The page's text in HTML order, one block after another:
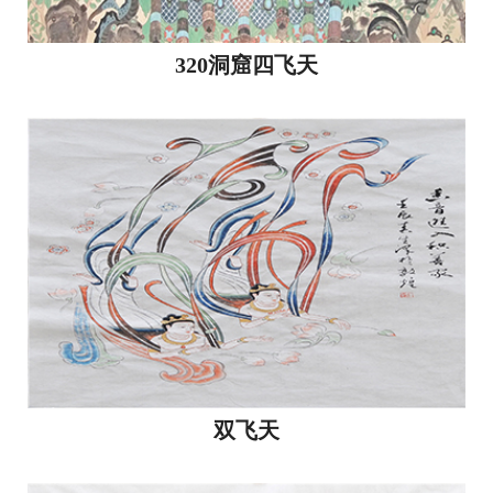
320洞窟四飞天
双飞天